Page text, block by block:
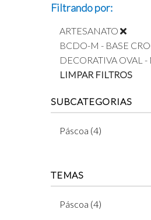
Filtrando por:
ARTESANATO
BCDO-M - BASE
DECORATIVA OVAL
LIMPAR FILTROS
SUBCATEGORIAS
Páscoa (4)
TEMAS
Páscoa (4)